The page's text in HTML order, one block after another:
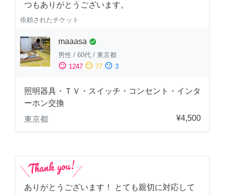
つもありがとうございます。
依頼されたチケット
maaasa check_circle
男性 / 60代 / 東京都
sentiment_satisfied 1247 sentiment_neutral 77 sentiment_dissatisfied 3
照明器具・ＴＶ・スイッチ・コンセント・インタ
ーホン交換
東京都
¥4,500
ありがとうございます！ とても親切に対応して